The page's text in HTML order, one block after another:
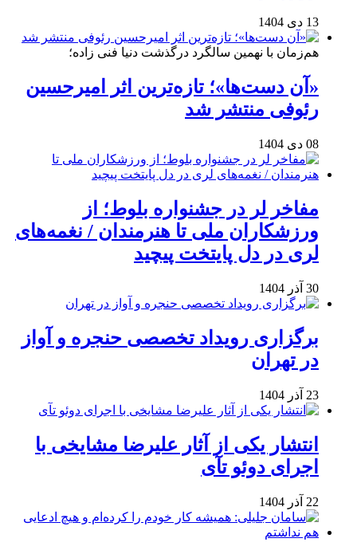
13 دی 1404
هم‌زمان با نهمین سالگرد درگذشت دنیا فنی زاده؛
«آن دست‌ها»؛ تازه‌ترین اثر امیرحسین
رئوفی منتشر شد
08 دی 1404
مفاخر لر در جشنواره بلوط؛ از
ورزشکاران ملی تا هنرمندان / نغمه‌های
لری در دل پایتخت پیچید
30 آذر 1404
برگزاری رویداد تخصصی حنجره و آواز
در تهران
23 آذر 1404
انتشار یکی از آثار علیرضا مشایخی با
اجرای دوئو تآی
22 آذر 1404